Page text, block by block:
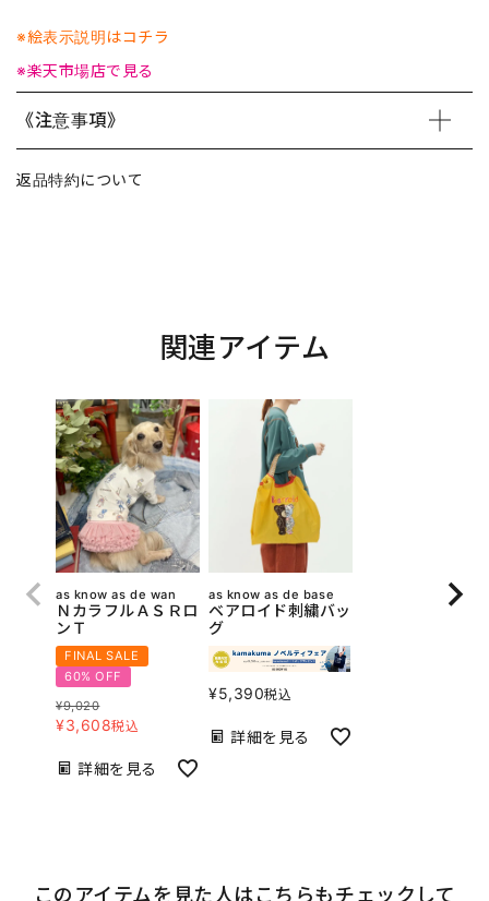
※絵表示説明はコチラ
※楽天市場店で見る
《注意事項》
返品特約について
関連アイテム
as know as de wan
ＮカラフルＡＳＲロ
ンＴ
FINAL SALE
60% OFF
¥9,020
¥3,608税込
詳細を見る
as know as de base
ベアロイド刺繍バッ
グ
¥5,390税込
詳細を見る
このアイテムを見た人はこちらもチェックして